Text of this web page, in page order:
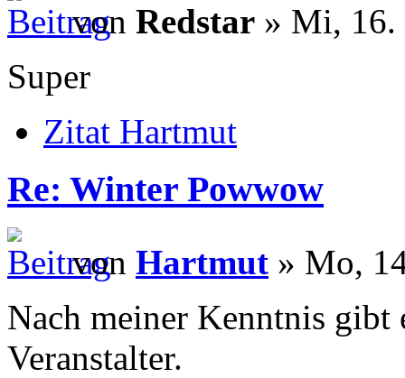
von Redstar » Mi, 16.
Super
Zitat Hartmut
Re: Winter Powwow
von Hartmut » Mo,
Nach meiner Kenntnis gibt
Veranstalter.